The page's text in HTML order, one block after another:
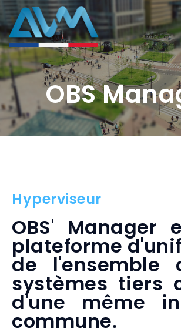
OBS
Hyperviseur
OBS' Manager
plateforme
de l'ensemble
systèmes tiers
d'une même
commune.